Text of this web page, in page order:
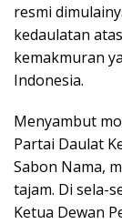
resmi
kedaulatan
kemakmuran
Indonesia.
Menyambut
Partai Daulat
Sabon Nama,
tajam. Di sela-
Ketua Dewan